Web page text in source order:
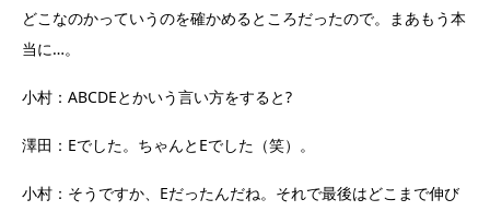
どこなのかっていうのを確かめるところだったので。まあもう本
当に…。
小村：ABCDEとかいう言い方をすると?
澤田：Eでした。ちゃんとEでした（笑）。
小村：そうですか、Eだったんだね。それで最後はどこまで伸び